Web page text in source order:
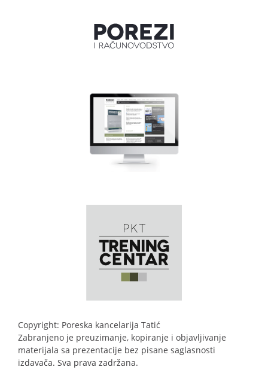
Copyright: Poreska kancelarija Tatić
Zabranjeno je preuzimanje, kopiranje i objavljivanje
materijala sa prezentacije bez pisane saglasnosti
izdavača. Sva prava zadržana.